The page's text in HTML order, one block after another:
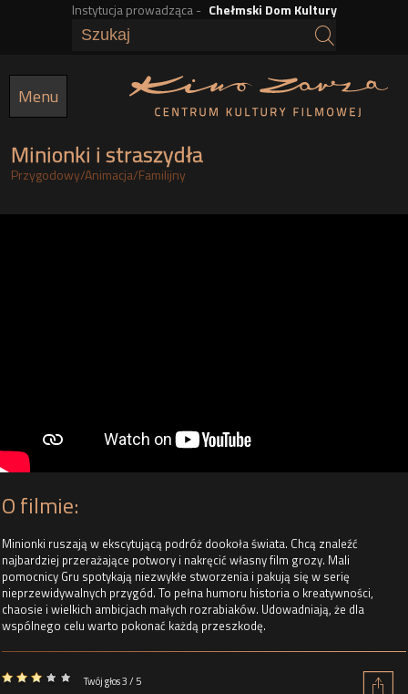
Przejdź
treści
Instytucja prowadząca - Chełmski Dom Kultury
Menu
Minionki i straszydła
Przygodowy/Animacja/Familijny
O filmie:
Minionki ruszają w ekscytującą podróż dookoła świata. Chcą znaleźć
najbardziej przerażające potwory i nakręcić własny film grozy. Mali
pomocnicy Gru spotykają niezwykłe stworzenia i pakują się w serię
nieprzewidywalnych przygód. To pełna humoru historia o kreatywności,
chaosie i wielkich ambicjach małych rozrabiaków. Udowadniają, że dla
wspólnego celu warto pokonać każdą przeszkodę.
Twój głos 3 / 5